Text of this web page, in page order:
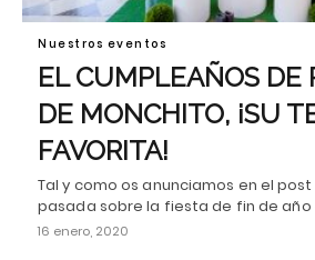
Nuestros eventos
EL CUMPLEAÑOS DE
DE MONCHITO, ¡SU
FAVORITA!
Tal y como os anunciamos en el
pasada sobre la fiesta de fin de año
16 enero, 2020